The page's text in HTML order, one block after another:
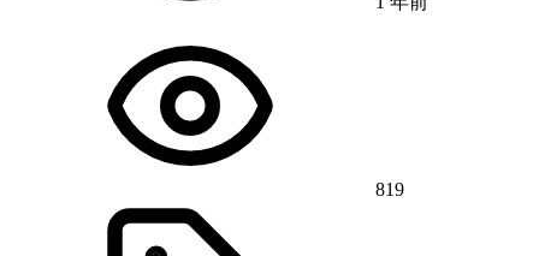
819